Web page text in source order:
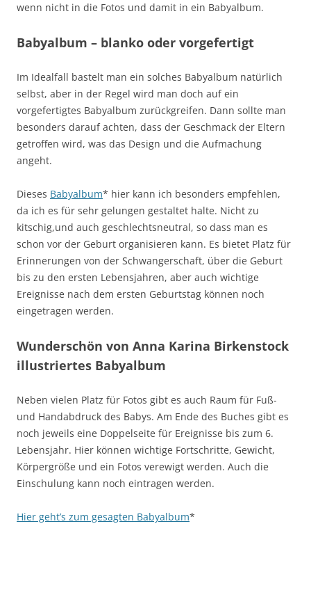
wenn nicht in die Fotos und damit in ein Babyalbum.
Babyalbum – blanko oder vorgefertigt
Im Idealfall bastelt man ein solches Babyalbum natürlich
selbst, aber in der Regel wird man doch auf ein
vorgefertigtes Babyalbum zurückgreifen. Dann sollte man
besonders darauf achten, dass der Geschmack der Eltern
getroffen wird, was das Design und die Aufmachung
angeht.
Dieses Babyalbum* hier kann ich besonders empfehlen,
da ich es für sehr gelungen gestaltet halte. Nicht zu
kitschig,und auch geschlechtsneutral, so dass man es
schon vor der Geburt organisieren kann. Es bietet Platz für
Erinnerungen von der Schwangerschaft, über die Geburt
bis zu den ersten Lebensjahren, aber auch wichtige
Ereignisse nach dem ersten Geburtstag können noch
eingetragen werden.
Wunderschön von Anna Karina Birkenstock
illustriertes Babyalbum
Neben vielen Platz für Fotos gibt es auch Raum für Fuß-
und Handabdruck des Babys. Am Ende des Buches gibt es
noch jeweils eine Doppelseite für Ereignisse bis zum 6.
Lebensjahr. Hier können wichtige Fortschritte, Gewicht,
Körpergröße und ein Fotos verewigt werden. Auch die
Einschulung kann noch eintragen werden.
Hier geht’s zum gesagten Babyalbum*